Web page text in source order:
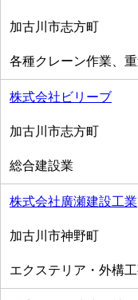
加古川市志方町
各種クレーン作業、
株式会社ビリーブ
加古川市志方町
総合建設業
株式会社廣瀬建設工業
加古川市神野町
エクステリア・外構